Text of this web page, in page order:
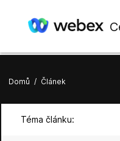
Domů / Článek
Téma článku: